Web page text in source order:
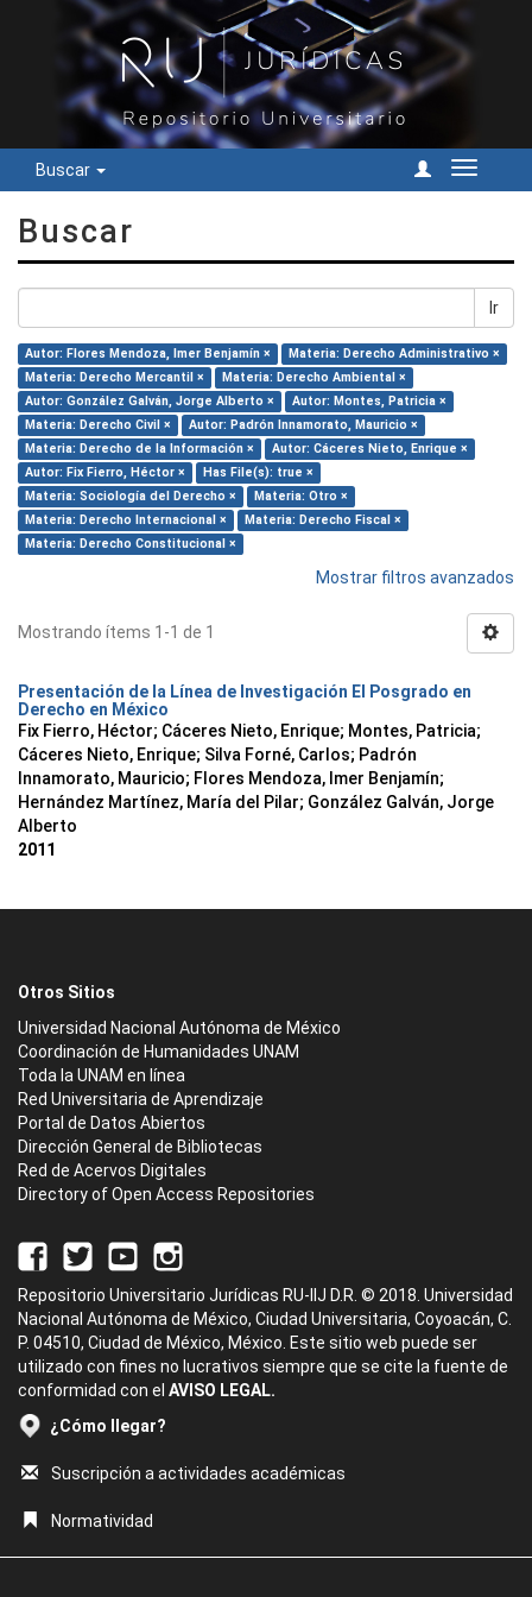
Buscar
Cambiar
Buscar
Ir
Autor: Flores Mendoza, Imer Benjamín ×
Materia: Derecho Administrativo ×
Materia: Derecho Mercantil ×
Materia: Derecho Ambiental ×
Autor: González Galván, Jorge Alberto ×
Autor: Montes, Patricia ×
Materia: Derecho Civil ×
Autor: Padrón Innamorato, Mauricio ×
Materia: Derecho de la Información ×
Autor: Cáceres Nieto, Enrique ×
Autor: Fix Fierro, Héctor ×
Has File(s): true ×
Materia: Sociología del Derecho ×
Materia: Otro ×
Materia: Derecho Internacional ×
Materia: Derecho Fiscal ×
Materia: Derecho Constitucional ×
Mostrar filtros avanzados
Mostrando ítems 1-1 de 1
Presentación de la Línea de Investigación El Posgrado en
Derecho en México
Fix Fierro, Héctor; Cáceres Nieto, Enrique; Montes, Patricia;
Cáceres Nieto, Enrique; Silva Forné, Carlos; Padrón
Innamorato, Mauricio; Flores Mendoza, Imer Benjamín;
Hernández Martínez, María del Pilar; González Galván, Jorge
Alberto
2011
Otros Sitios
Universidad Nacional Autónoma de México
Coordinación de Humanidades UNAM
Toda la UNAM en línea
Red Universitaria de Aprendizaje
Portal de Datos Abiertos
Dirección General de Bibliotecas
Red de Acervos Digitales
Directory of Open Access Repositories
Repositorio Universitario Jurídicas RU-IIJ D.R. © 2018. Universidad
Nacional Autónoma de México, Ciudad Universitaria, Coyoacán, C.
P. 04510, Ciudad de México, México. Este sitio web puede ser
utilizado con fines no lucrativos siempre que se cite la fuente de
conformidad con el AVISO LEGAL.
¿Cómo llegar?
Suscripción a actividades académicas
Normatividad